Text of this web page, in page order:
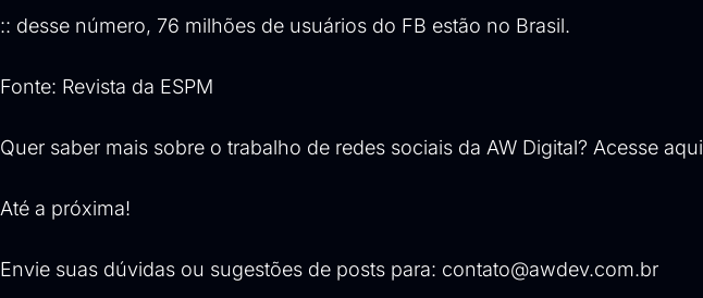
:: desse número, 76 milhões de usuários do FB estão no Brasil.
Fonte: Revista da ESPM
Quer saber mais sobre o trabalho de redes sociais da AW Digital? Acesse aqui
Até a próxima!
Envie suas dúvidas ou sugestões de posts para: contato@awdev.com.br